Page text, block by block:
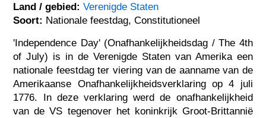
Land / gebied: Verenigde Staten
Soort: Nationale feestdag, Constitutioneel
'Independence Day' (Onafhankelijkheidsdag / The 4th
of July) is in de Verenigde Staten van Amerika een
nationale feestdag ter viering van de aanname van de
Amerikaanse Onafhankelijkheidsverklaring op 4 juli
1776. In deze verklaring werd de onafhankelijkheid
van de VS tegenover het koninkrijk Groot-Brittannië